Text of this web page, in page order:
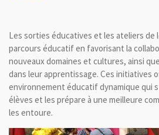
Les sorties éducatives et les ateliers de
parcours éducatif en favorisant la
nouveaux domaines et cultures, ainsi
dans leur apprentissage. Ces initiatives
environnement éducatif dynamique qui
élèves et les prépare à une meilleure
les entoure.